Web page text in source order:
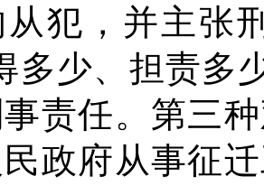
犯，并主张
多少、担责多
责任。第三
政府从事征